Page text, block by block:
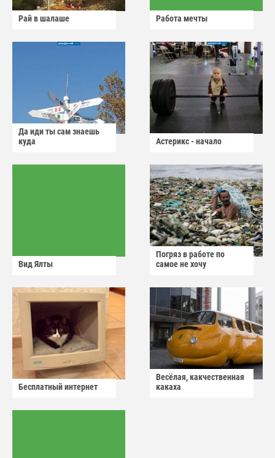
Рай в шалаше Работа мечты
Да иди ты сам знаешь
куда
Астерикс - начало
Вид Ялты
Погряз в работе по
самое не хочу
Бесплатный интернет
Весёлая, какчественная
какаха